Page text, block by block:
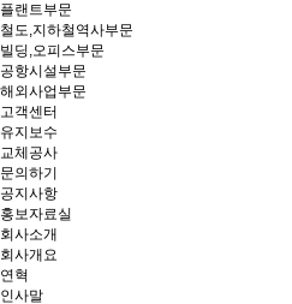
플랜트부문
철도,지하철역사부문
빌딩,오피스부문
공항시설부문
해외사업부문
고객센터
유지보수
교체공사
문의하기
공지사항
홍보자료실
회사소개
회사개요
연혁
인사말